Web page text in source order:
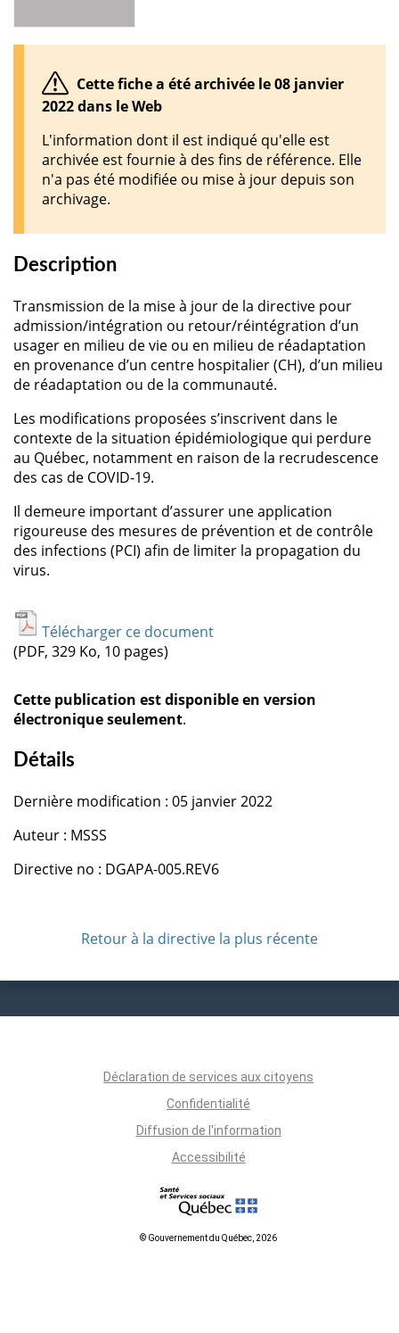
Cette fiche a été archivée le 08 janvier
2022 dans le Web
L'information dont il est indiqué qu'elle est
archivée est fournie à des fins de référence. Elle
n'a pas été modifiée ou mise à jour depuis son
archivage.
Description
Transmission de la mise à jour de la directive pour
admission/intégration ou retour/réintégration d’un
usager en milieu de vie ou en milieu de réadaptation
en provenance d’un centre hospitalier (CH), d’un milieu
de réadaptation ou de la communauté.
Les modifications proposées s’inscrivent dans le
contexte de la situation épidémiologique qui perdure
au Québec, notamment en raison de la recrudescence
des cas de COVID-19.
Il demeure important d’assurer une application
rigoureuse des mesures de prévention et de contrôle
des infections (PCI) afin de limiter la propagation du
virus.
Télécharger ce document
(PDF, 329 Ko, 10 pages)
Cette publication est disponible en version
électronique seulement.
Détails
Dernière modification : 05 janvier 2022
Auteur : MSSS
Directive no : DGAPA-005.REV6
Retour à la directive la plus récente
Déclaration de services aux citoyens
Confidentialité
Diffusion de l'information
Accessibilité
© Gouvernement du Québec, 2026